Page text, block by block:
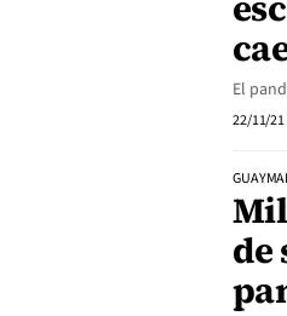
El
22/11/21
de